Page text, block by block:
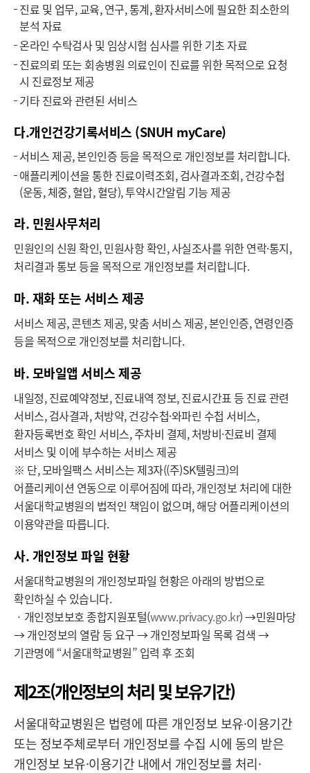
진료 및 업무, 교육, 연구, 통계, 환자서비스에 필요한 최소한의
분석 자료
온라인 수탁검사 및 임상시험 심사를 위한 기초 자료
진료의뢰 또는 회송병원 의료인이 진료를 위한 목적으로 요청
시 진료정보 제공
기타 진료와 관련된 서비스
다.개인건강기록서비스 (SNUH myCare)
서비스 제공, 본인인증 등을 목적으로 개인정보를 처리합니다.
애플리케이션을 통한 진료이력조회, 검사결과조회, 건강수첩
(운동, 체중, 혈압, 혈당), 투약시간알림 기능 제공
라. 민원사무처리
민원인의 신원 확인, 민원사항 확인, 사실조사를 위한 연락·통지,
처리결과 통보 등을 목적으로 개인정보를 처리합니다.
마. 재화 또는 서비스 제공
서비스 제공, 콘텐츠 제공, 맞춤 서비스 제공, 본인인증, 연령인증
등을 목적으로 개인정보를 처리합니다.
바. 모바일앱 서비스 제공
내일정, 진료예약정보, 진료내역 정보, 진료시간표 등 진료 관련
서비스, 검사결과, 처방약, 건강수첩·와파린 수첩 서비스,
환자등록번호 확인 서비스, 주차비 결제, 처방비·진료비 결제
서비스 및 이에 부수하는 서비스 제공
※ 단, 모바일팩스 서비스는 제3자((주)SK텔링크)의
어플리케이션 연동으로 이루어짐에 따라, 개인정보 처리에 대한
서울대학교병원의 법적인 책임이 없으며, 해당 어플리케이션의
이용약관을 따릅니다.
사. 개인정보 파일 현황
서울대학교병원의 개인정보파일 현황은 아래의 방법으로
확인하실 수 있습니다.
ㆍ개인정보보호 종합지원포털(www.privacy.go.kr) →민원마당
→ 개인정보의 열람 등 요구 → 개인정보파일 목록 검색 →
기관명에 “서울대학교병원” 입력 후 조회
제2조(개인정보의 처리 및 보유기간)
서울대학교병원은 법령에 따른 개인정보 보유·이용기간
또는 정보주체로부터 개인정보를 수집 시에 동의 받은
개인정보 보유·이용기간 내에서 개인정보를 처리·